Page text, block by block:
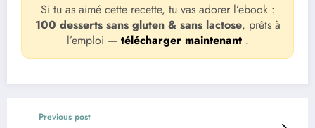
Si tu as aimé cette recette, tu vas adorer l’ebook :
100 desserts sans gluten & sans lactose, prêts à
l’emploi — télécharger maintenant .
Previous post